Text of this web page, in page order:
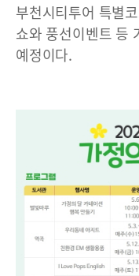
부천시티투어 특별
쇼와 풍선이벤트 등
예정이다.